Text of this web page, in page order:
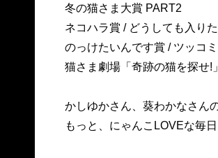
冬の猫さま大賞 PART2
ネコハラ賞 / どうしても入り
のっけたいんです賞 / ツッコ
猫さま劇場「奇跡の猫を探せ!」
かしゆかさん、葵わかなさん
もっと、にゃんこLOVEな毎日